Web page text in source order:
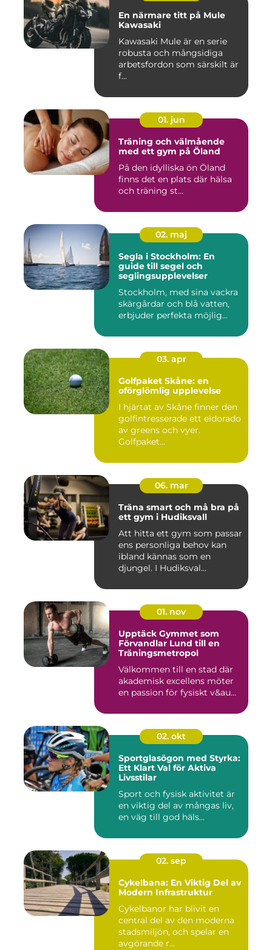
En närmare titt på Mule
Kawasaki
Kawasaki Mule är en serie
robusta och mångsidiga
arbetsfordon som särskilt är
f...
01. jun
Träning och välmående
med ett gym på Öland
På den idylliska ön Öland
finns det en plats där hälsa
och träning st...
02. maj
Segla i Stockholm: En
guide till segel och
seglingsupplevelser
Stockholm, med sina vackra
skärgårdar och blå vatten,
erbjuder perfekta möjlig...
03. apr
Golfpaket Skåne: en
oförglömlig upplevelse
I hjärtat av Skåne finner den
golfintresserade ett eldorado
av greens och vyer.
Golfpaket...
06. mar
Träna smart och må bra på
ett gym i Hudiksvall
Att hitta ett gym som passar
ens personliga behov kan
ibland kännas som en
djungel. I Hudiksval...
01. nov
Upptäck Gymmet som
Förvandlar Lund till en
Träningsmetropol
Välkommen till en stad där
akademisk excellens möter
en passion för fysiskt v&au...
02. okt
Sportglasögon med Styrka:
Ett Klart Val för Aktiva
Livsstilar
Sport och fysisk aktivitet är
en viktig del av mångas liv,
en väg till god häls...
02. sep
Cykelbana: En Viktig Del av
Modern Infrastruktur
Cykelbanor har blivit en
central del av den moderna
stadsmiljön, och spelar en
avgörande r...